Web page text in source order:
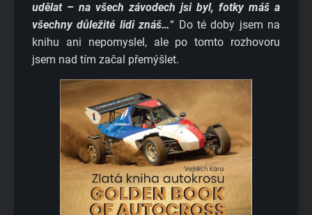
udělat – na všech závodech jsi byl, fotky máš a
všechny důležité lidi znáš…“ Do té doby jsem na
knihu ani nepomyslel, ale po tomto rozhovoru
jsem nad tím začal přemýšlet.